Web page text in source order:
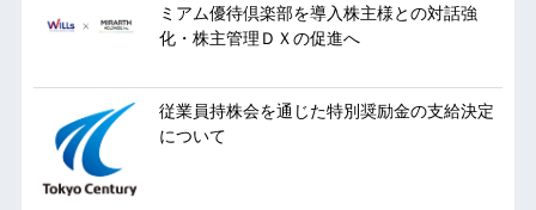
ミアム優待倶楽部を導入株主様との対話強
化・株主管理ＤＸの促進へ
従業員持株会を通じた特別奨励金の支給決定
について